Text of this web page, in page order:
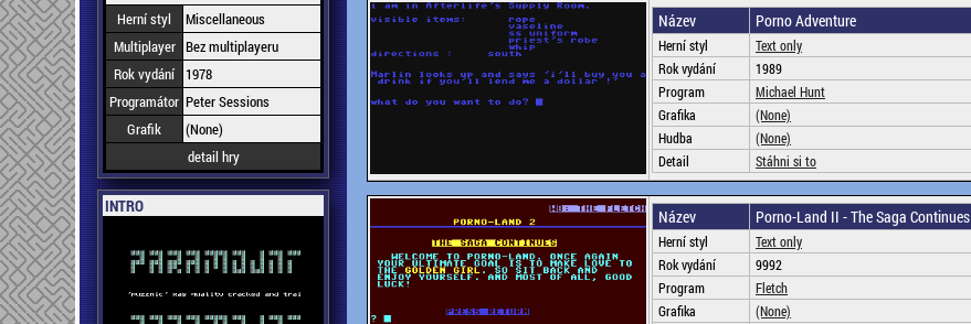
Herní styl
Miscellaneous
Multiplayer Bez multiplayeru
Rok vydání
1978
Programátor Peter Sessions
Grafik
(None)
detail hry
INTRO
Název Porno Adventure
Herní styl
Text only
Rok vydání
1989
Program
Michael Hunt
Grafika
(None)
Hudba
(None)
Detail
Stáhni si to
Název Porno-Land II - The Saga Continues
Herní styl
Text only
Rok vydání
9992
Program
Fletch
Grafika
(None)